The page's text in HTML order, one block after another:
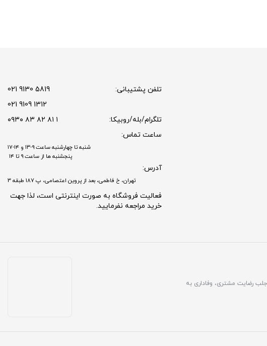
تلفن پشتیبانی:
5819 9130 021
1312 9109 021
تلگرام/بله/روبیکا:
۱ ۸۱ ۸۲ ۸۳ ۰۹۳۰
ساعت تماس:
شنبه تا چهارشنبه ساعت ۹-۱۳ و ۱۴-۱۷
پنجشنبه ها از ساعت ۹ تا ۱۴
آدرس:
تهران، خ فاطمی، بعد از پروین اعتصامی، پ 187 طبقه 3
فعالیت فروشگاه به صورت اینترنتی است، لذا جهت
خرید مراجعه نفرمایید.
شود: جلب رضایت مشتری، وفاداری به